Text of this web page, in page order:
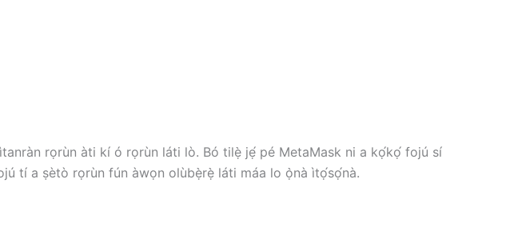
rọrùn àti kí ó rọrùn láti lò. Bó tilẹ̀ jẹ́ pé MetaMask ni a kọ́kọ́ fojú sí
tí a ṣètò rọrùn fún àwọn olùbẹ̀rẹ̀ láti máa lo ọ̀nà ìtọ́sọ́nà.